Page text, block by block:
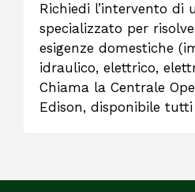
Richiedi l’intervento di
specializzato per
esigenze domestiche
idraulico, elettrico,
Chiama la Centrale
Edison, disponibile